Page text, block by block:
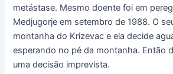
metástase. Mesmo doente foi em
Medjugorje em setembro de 1988. O
montanha do Krizevac e ela decide
esperando no pé da montanha. Então
uma decisão imprevista.